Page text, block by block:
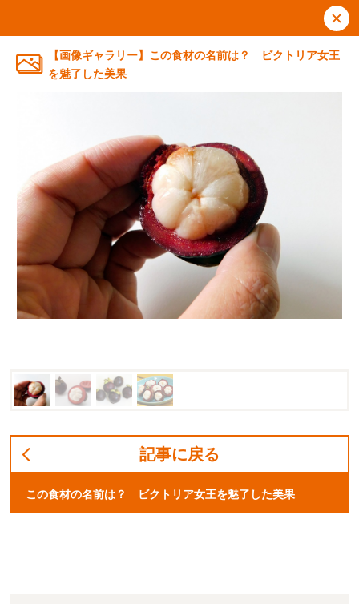
【画像ギャラリー】この食材の名前は？ ビクトリア女王
を魅了した美果
記事に戻る
この食材の名前は？ ビクトリア女王を魅了した美果